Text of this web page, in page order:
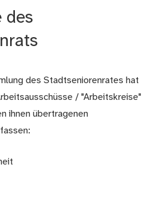
des
des Stadtseniorenrates hat
/ "Arbeitskreise"
ihnen übertragenen